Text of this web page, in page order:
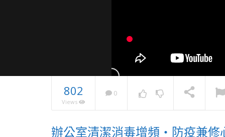
NOW PLAYING
學 有機茶
802
Views
0
辦公室清潔消毒增頻・防疫兼修